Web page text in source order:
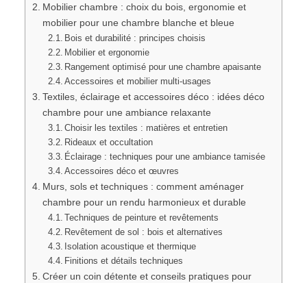
Mobilier chambre : choix du bois, ergonomie et
mobilier pour une chambre blanche et bleue
Bois et durabilité : principes choisis
Mobilier et ergonomie
Rangement optimisé pour une chambre apaisante
Accessoires et mobilier multi-usages
Textiles, éclairage et accessoires déco : idées déco
chambre pour une ambiance relaxante
Choisir les textiles : matières et entretien
Rideaux et occultation
Éclairage : techniques pour une ambiance tamisée
Accessoires déco et œuvres
Murs, sols et techniques : comment aménager
chambre pour un rendu harmonieux et durable
Techniques de peinture et revêtements
Revêtement de sol : bois et alternatives
Isolation acoustique et thermique
Finitions et détails techniques
Créer un coin détente et conseils pratiques pour